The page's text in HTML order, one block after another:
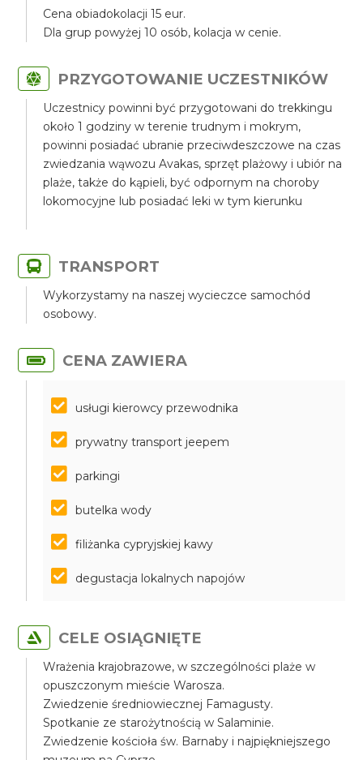
Cena obiadokolacji 15 eur.
Dla grup powyżej 10 osób, kolacja w cenie.
PRZYGOTOWANIE UCZESTNIKÓW
Uczestnicy powinni być przygotowani do trekkingu
około 1 godziny w terenie trudnym i mokrym,
powinni posiadać ubranie przeciwdeszczowe na czas
zwiedzania wąwozu Avakas, sprzęt plażowy i ubiór na
plaże, także do kąpieli, być odpornym na choroby
lokomocyjne lub posiadać leki w tym kierunku
TRANSPORT
Wykorzystamy na naszej wycieczce samochód
osobowy.
CENA ZAWIERA
usługi kierowcy przewodnika
prywatny transport jeepem
parkingi
butelka wody
filiżanka cypryjskiej kawy
degustacja lokalnych napojów
CELE OSIĄGNIĘTE
Wrażenia krajobrazowe, w szczególności plaże w
opuszczonym mieście Warosza.
Zwiedzenie średniowiecznej Famagusty.
Spotkanie ze starożytnością w Salaminie.
Zwiedzenie kościoła św. Barnaby i najpiękniejszego